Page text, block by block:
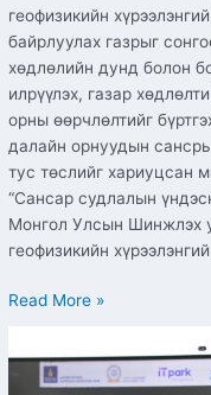
геофизикийн
байрлуулах газрыг
хөдлөлийн дунд болон
илрүүлэх, газар
орны өөрчлөлтийг
далайн орнуудын
тус төслийг хариуцсан
“Сансар судлалын
Монгол Улсын Шинжлэх
геофизикийн
Read More »
(Open
data